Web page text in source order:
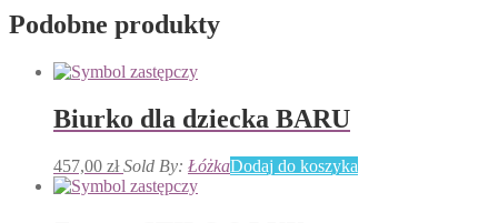
Podobne produkty
Biurko dla dziecka BARU
457,00 zł Sold By: ŁóżkaDodaj do koszyka